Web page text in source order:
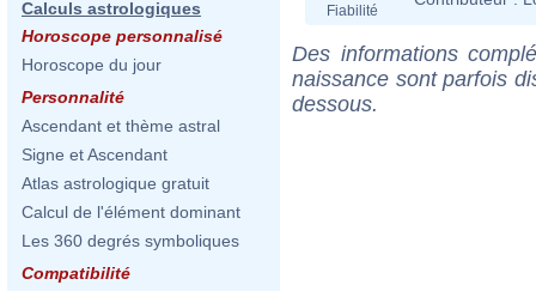
Calculs astrologiques
Horoscope personnalisé
Horoscope du jour
Personnalité
Ascendant et thème astral
Signe et Ascendant
Atlas astrologique gratuit
Calcul de l'élément dominant
Les 360 degrés symboliques
Compatibilité
Fiabilité
Des informations
naissance sont parfois
dessous.